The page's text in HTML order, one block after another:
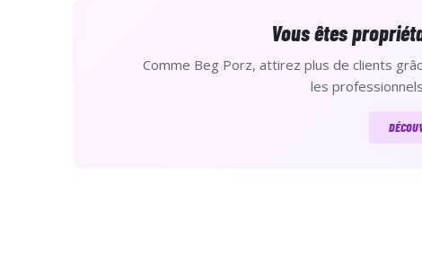
Vous êtes
Comme Beg Porz, attirez plus de clients
les